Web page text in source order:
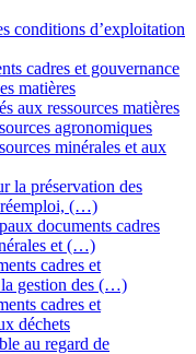
conditions d’exploitation
cadres et gouvernance
matières
aux ressources matières
agronomiques
minérales et aux
la préservation des
réemploi, (…)
documents cadres
et (…)
cadres et
la gestion des (…)
cadres et
déchets
au regard de